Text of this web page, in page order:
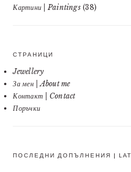
Картини | Paintings(38)
СТРАНИЦИ
Jewellery
За мен | About me
Контакт | Contact
Поръчки
ПОСЛЕДНИ ДОПЪЛНЕНИЯ |